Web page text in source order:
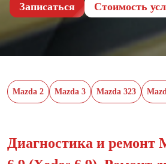
Записаться Cтоимость
Mazda 2 Mazda 3 Mazda 323
Диагностика и ремонт